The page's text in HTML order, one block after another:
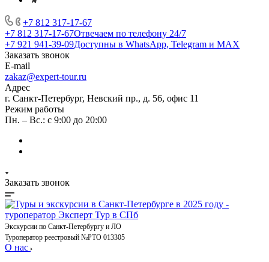
+7 812 317-17-67
+7 812 317-17-67Отвечаем по телефону 24/7
+7 921 941-39-09Доступны в WhatsApp, Telegram и MAX
Заказать звонок
E-mail
zakaz@expert-tour.ru
Адрес
г. Санкт-Петербург, Невский пр., д. 56, офис 11
Режим работы
Пн. – Вс.: с 9:00 до 20:00
Заказать звонок
Экскурсии по Санкт-Петербургу и ЛО
Туроператор реестровый №РТО 013305
О нас